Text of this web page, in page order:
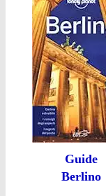
Guide
Berlino